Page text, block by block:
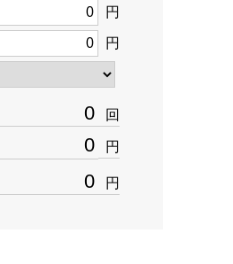
円
円
回
円
円